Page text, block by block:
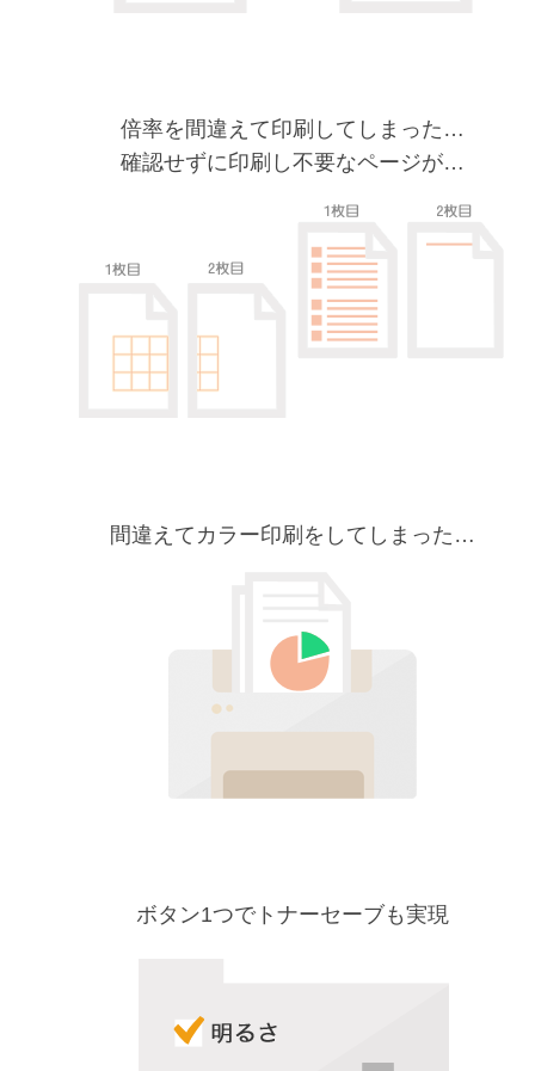
倍率を間違えて印刷してしまった…
確認せずに印刷し不要なページが…
間違えてカラー印刷をしてしまった…
ボタン1つでトナーセーブも実現